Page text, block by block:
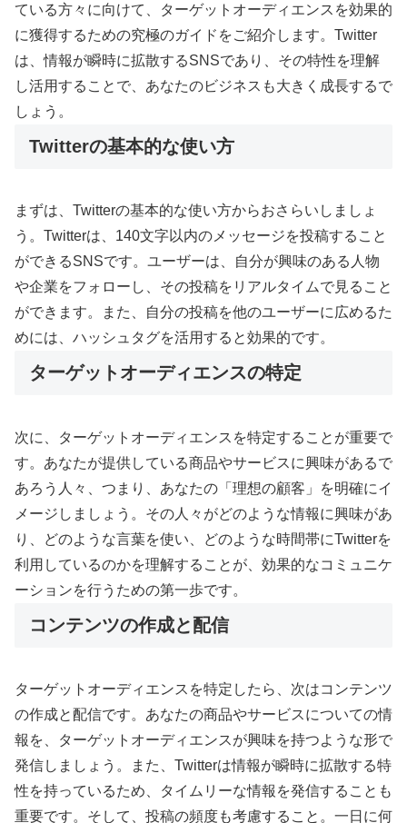
ている方々に向けて、ターゲットオーディエンスを効果的
に獲得するための究極のガイドをご紹介します。Twitter
は、情報が瞬時に拡散するSNSであり、その特性を理解
し活用することで、あなたのビジネスも大きく成長するで
しょう。
Twitterの基本的な使い方
まずは、Twitterの基本的な使い方からおさらいしましょ
う。Twitterは、140文字以内のメッセージを投稿すること
ができるSNSです。ユーザーは、自分が興味のある人物
や企業をフォローし、その投稿をリアルタイムで見ること
ができます。また、自分の投稿を他のユーザーに広めるた
めには、ハッシュタグを活用すると効果的です。
ターゲットオーディエンスの特定
次に、ターゲットオーディエンスを特定することが重要で
す。あなたが提供している商品やサービスに興味があるで
あろう人々、つまり、あなたの「理想の顧客」を明確にイ
メージしましょう。その人々がどのような情報に興味があ
り、どのような言葉を使い、どのような時間帯にTwitterを
利用しているのかを理解することが、効果的なコミュニケ
ーションを行うための第一歩です。
コンテンツの作成と配信
ターゲットオーディエンスを特定したら、次はコンテンツ
の作成と配信です。あなたの商品やサービスについての情
報を、ターゲットオーディエンスが興味を持つような形で
発信しましょう。また、Twitterは情報が瞬時に拡散する特
性を持っているため、タイムリーな情報を発信することも
重要です。そして、投稿の頻度も考慮すること。一日に何